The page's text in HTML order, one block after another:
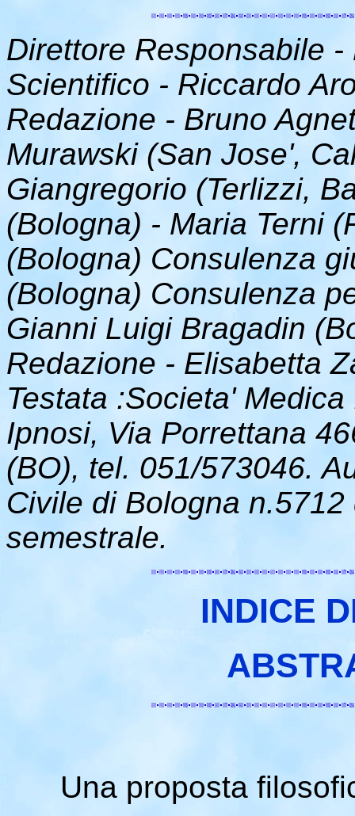
Direttore Responsabile
Scientifico - Riccardo
Redazione - Bruno
Murawski (San Jose',
Giangregorio (Terlizzi,
(Bologna) - Maria Terni
(Bologna) Consulenza
(Bologna) Consulenza
Gianni Luigi Bragadin
Redazione - Elisabetta
Testata :Societa'
Ipnosi, Via Porrettana
(BO), tel. 051/573046.
Civile di Bologna
semestrale.
INDICE
Una proposta